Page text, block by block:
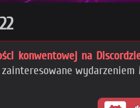
konwentowej na
wydarzeniem